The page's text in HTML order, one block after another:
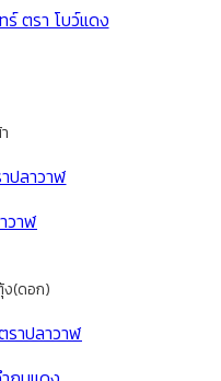
ตรา โบว์แดง
ปลาวาฬ
ง(ดอก)
ราปลาวาฬ